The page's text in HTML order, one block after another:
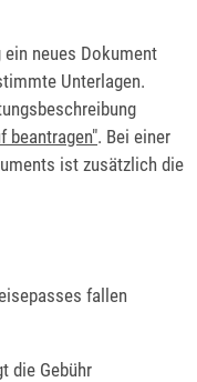
neues Dokument
Unterlagen.
beantragen". Bei einer
ist zusätzlich die
fallen
die Gebühr